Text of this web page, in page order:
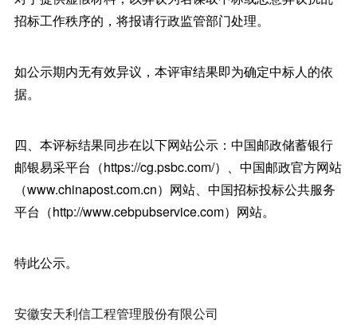
招标工作秩序的，将报请行政监管部门处理。
如公示期内无有效异议，本评审结果即为确定中标人的依
据。
四、本评标结果同步在以下网站公示：中国邮政储蓄银行
邮银易采平台（https://cg.psbc.com/）、中国邮政官方网站
（www.chinapost.com.cn）网站、中国招标投标公共服务
平台（http://www.cebpubservice.com）网站。
特此公示。
安徽安天利信工程管理股份有限公司